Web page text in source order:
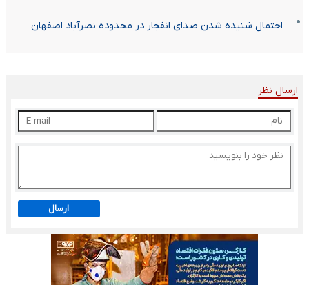
احتمال شنیده شدن صدای انفجار در محدوده نصرآباد اصفهان
ارسال نظر
ارسال